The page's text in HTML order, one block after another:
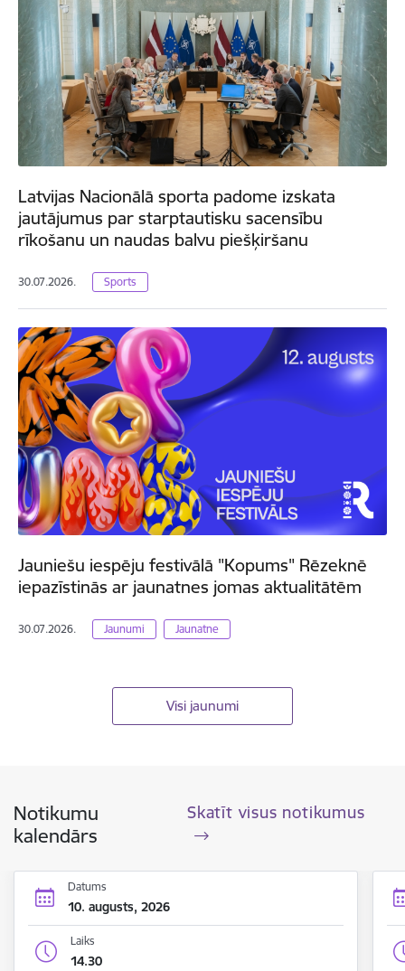
Latvijas Nacionālā sporta padome izskata
jautājumus par starptautisku sacensību
rīkošanu un naudas balvu piešķiršanu
30.07.2026. Sports
Jauniešu iespēju festivālā "Kopums" Rēzeknē
iepazīstinās ar jaunatnes jomas aktualitātēm
30.07.2026. Jaunumi Jaunatne
Visi jaunumi
Notikumu
kalendārs
Skatīt visus notikumus
Datums
10. augusts, 2026
Laiks
14.30